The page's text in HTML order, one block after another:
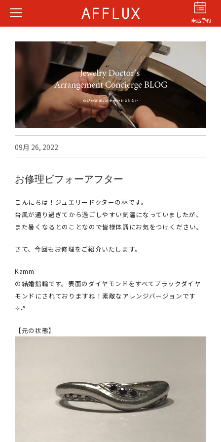
来店予約
婚約指輪 結婚指輪
セットリング
商品カテゴリ
AFFLUXについて
無限大のオーダーメイド
ゆびわ言葉®
クオリティ
AFFLUXダイヤモンド
お役立ち記事
フェア・ニュース
ブログ・お客様の声
よくあるご質問|会社概要|採用情報
お問い合わせ|プライバシーポリシー
09月 26, 2022
お修理ビフォーアフター
こんにちは！ジュエリードクターの林です。
台風が通り過ぎてから過ごしやすい気温になっていましたが、
また暑くなるとのことなので皆様体調にお気をつけください。
さて、今回もお修理をご紹介いたします。
Kamm
の結婚指輪です。表面のダイヤモンドをすべてブラックダイヤ
モンドにされておりますね！素敵なアレンジバージョンです
✧˖°
【元の状態】